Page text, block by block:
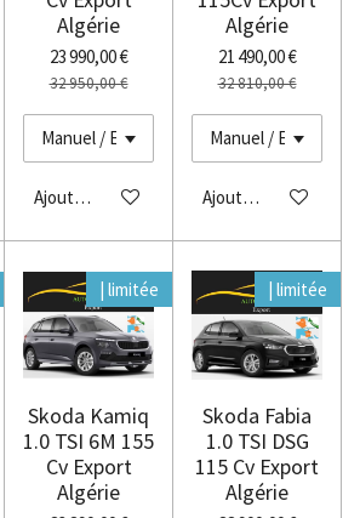
Algérie
23 990,00 €
32 950,00 €
Ajouter au panier
Algérie
21 490,00 €
32 810,00 €
Ajouter au panier
| limitée
Skoda Kamiq
1.0 TSI 6M 155
Cv Export
Algérie
| limitée
Skoda Fabia
1.0 TSI DSG
115 Cv Export
Algérie